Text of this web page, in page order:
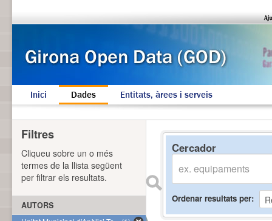
Inici Dades Entitats, àrees i serveis
Cercador
Ordenar resultats per
Filtres
Cliqueu sobre un o més
termes de la llista següent
per filtrar els resultats.
AUTORS